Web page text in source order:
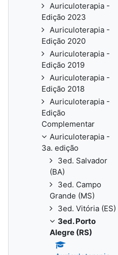
Auriculoterapia -
Edição 2023
Auriculoterapia -
Edição 2020
Auriculoterapia -
Edição 2019
Auriculoterapia -
Edição 2018
Auriculoterapia -
Edição
Complementar
Auriculoterapia -
3a. edição
3ed. Salvador
(BA)
3ed. Campo
Grande (MS)
3ed. Vitória (ES)
3ed. Porto
Alegre (RS)